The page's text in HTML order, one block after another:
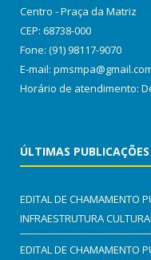
Centro - Praça da Matriz
CEP: 68738-000
Fone: (91) 98117-9070
E-mail:
Horário de atendimento:
ÚLTIMAS PUBLICAÇÕES
EDITAL DE CHAMAMENTO
INFRAESTRUTURA CULTURAL
EDITAL DE CHAMAMENTO